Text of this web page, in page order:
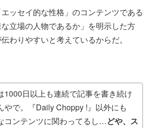
ッセイ的な性格」のコンテンツである
立場の人物であるか」を明示した方
わりやすいと考えているからだ。
1000日以上も連続で記事を書き続け
やで。『Daily Choppy !』以外にも
コンテンツに関わってるし…どや、ス